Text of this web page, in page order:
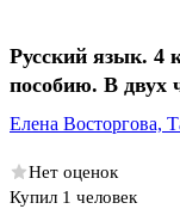
Русский язык. 4
пособию. В двух
Елена Восторгова,
Нет оценок
Купил 1 человек